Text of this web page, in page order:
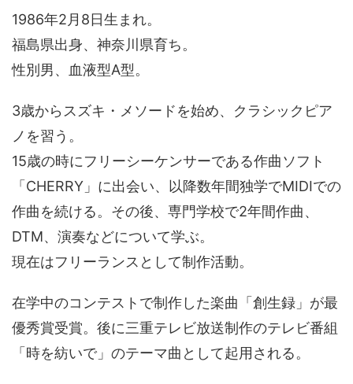
1986年2月8日生まれ。
福島県出身、神奈川県育ち。
性別男、血液型A型。
3歳からスズキ・メソードを始め、クラシックピア
ノを習う。
15歳の時にフリーシーケンサーである作曲ソフト
「CHERRY」に出会い、以降数年間独学でMIDIでの
作曲を続ける。その後、専門学校で2年間作曲、
DTM、演奏などについて学ぶ。
現在はフリーランスとして制作活動。
在学中のコンテストで制作した楽曲「創生録」が最
優秀賞受賞。後に三重テレビ放送制作のテレビ番組
「時を紡いで」のテーマ曲として起用される。